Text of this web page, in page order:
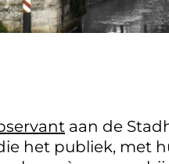
aan de
het publiek, met